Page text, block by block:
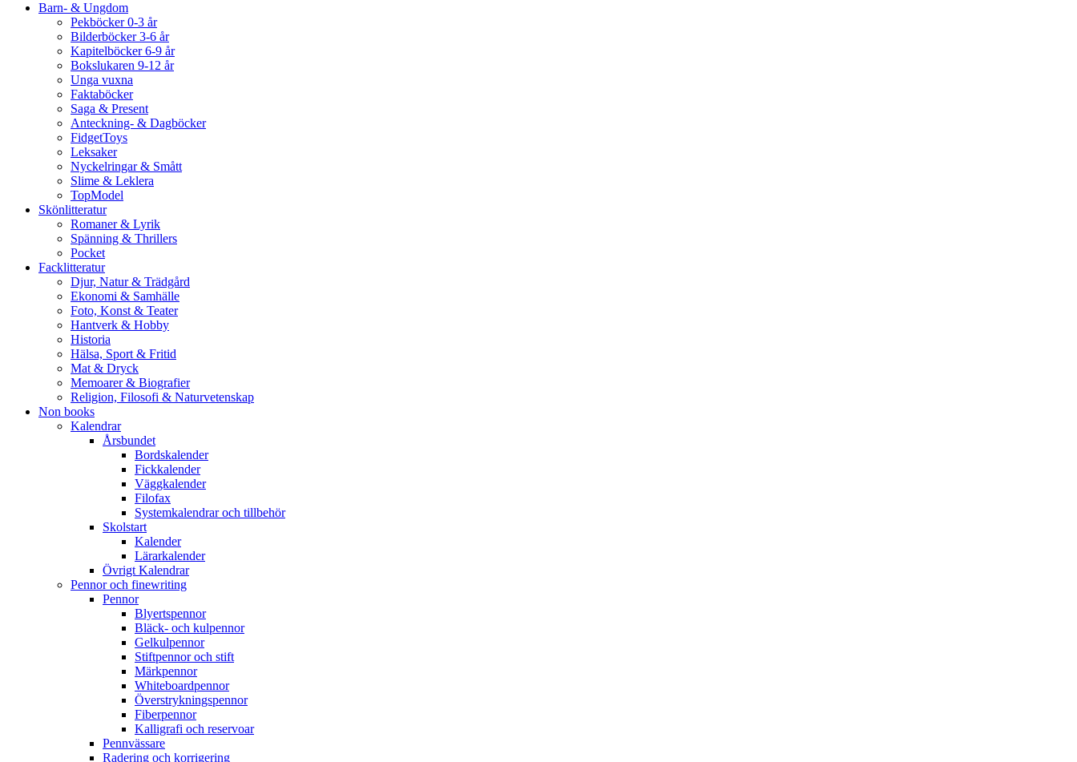
Barn- & Ungdom
Pekböcker 0-3 år
Bilderböcker 3-6 år
Kapitelböcker 6-9 år
Bokslukaren 9-12 år
Unga vuxna
Faktaböcker
Saga & Present
Anteckning- & Dagböcker
FidgetToys
Leksaker
Nyckelringar & Smått
Slime & Leklera
TopModel
Skönlitteratur
Romaner & Lyrik
Spänning & Thrillers
Pocket
Facklitteratur
Djur, Natur & Trädgård
Ekonomi & Samhälle
Foto, Konst & Teater
Hantverk & Hobby
Historia
Hälsa, Sport & Fritid
Mat & Dryck
Memoarer & Biografier
Religion, Filosofi & Naturvetenskap
Non books
Kalendrar
Årsbundet
Bordskalender
Fickkalender
Väggkalender
Filofax
Systemkalendrar och tillbehör
Skolstart
Kalender
Lärarkalender
Övrigt Kalendrar
Pennor och finewriting
Pennor
Blyertspennor
Bläck- och kulpennor
Gelkulpennor
Stiftpennor och stift
Märkpennor
Whiteboardpennor
Överstrykningspennor
Fiberpennor
Kalligrafi och reservoar
Pennvässare
Radering och korrigering